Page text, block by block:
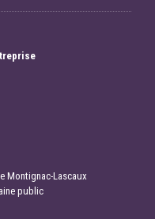
Montignac-Lascaux
public